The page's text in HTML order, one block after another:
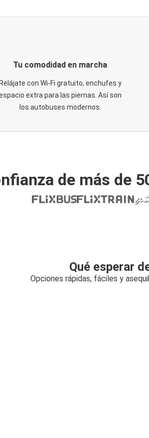
Tu comodidad en marcha
Relájate con Wi-Fi gratuito, enchufes y
extra para las piernas. Así son
los autobuses modernos.
de más de
Qué esperar
Opciones rápidas, fáciles y